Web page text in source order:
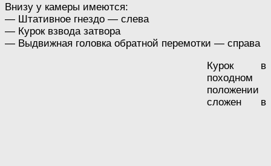
Внизу у камеры имеются:
— Штативное гнездо — слева
— Курок взвода затвора
— Выдвижная головка обратной перемотки — справа
Курок в
походном
положении
сложен в